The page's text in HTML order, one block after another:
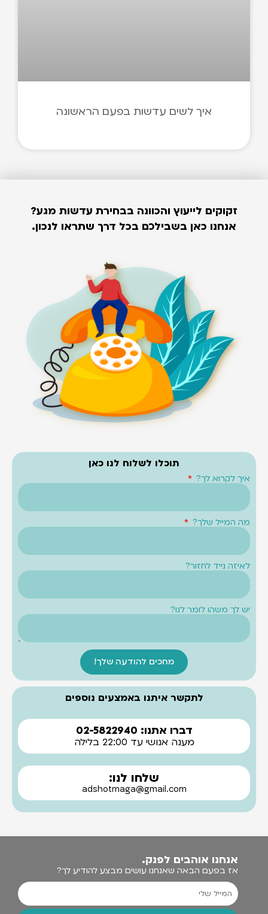
איך לשים עדשות בפעם הראשונה
זקוקים לייעוץ והכוונה בבחירת עדשות מגע?
אנחנו כאן בשבילכם בכל דרך שתראו לנכון.
תוכלו לשלוח לנו כאן
איך לקרוא לך?
מה המייל שלך?
לאיזה נייד לחזור?
יש לך משהו לומר לנו?
מחכים להודעה שלך!
לתקשר איתנו באמצעים נוספים
דברו אתנו: 02-5822940
מענה אנושי עד 22:00 בלילה
שלחו לנו:
adshotmaga@gmail.com
אנחנו אוהבים לפנק.
אז בפעם הבאה שאנחנו עושים מבצע להודיע לך?